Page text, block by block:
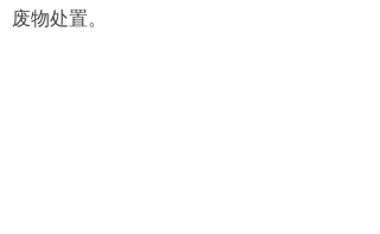
废物处置。